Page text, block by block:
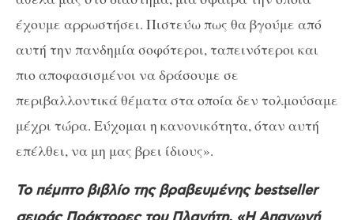
έχουμε αρρωστήσει. Πιστεύω πως θα βγούμε από
αυτή την πανδημία σοφότεροι, ταπεινότεροι και
πιο αποφασισμένοι να δράσουμε σε
περιβαλλοντικά θέματα στα οποία δεν τολμούσαμε
μέχρι τώρα. Εύχομαι η κανονικότητα, όταν αυτή
επέλθει, να μη μας βρει ίδιους».
Το πέμπτο βιβλίο της βραβευμένης bestseller